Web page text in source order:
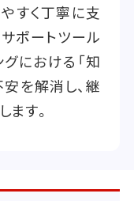
すく丁寧に支
ポートツール
における「知
安を解消し、継
す。